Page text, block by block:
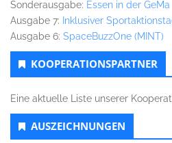
Sonderausgabe: Essen in der GeMa
Ausgabe 7: Inklusiver
Ausgabe 6: SpaceBuzzOne (MINT)
KOOPERATIONSPARTNER
Eine aktuelle Liste unserer
AUSZEICHNUNGEN